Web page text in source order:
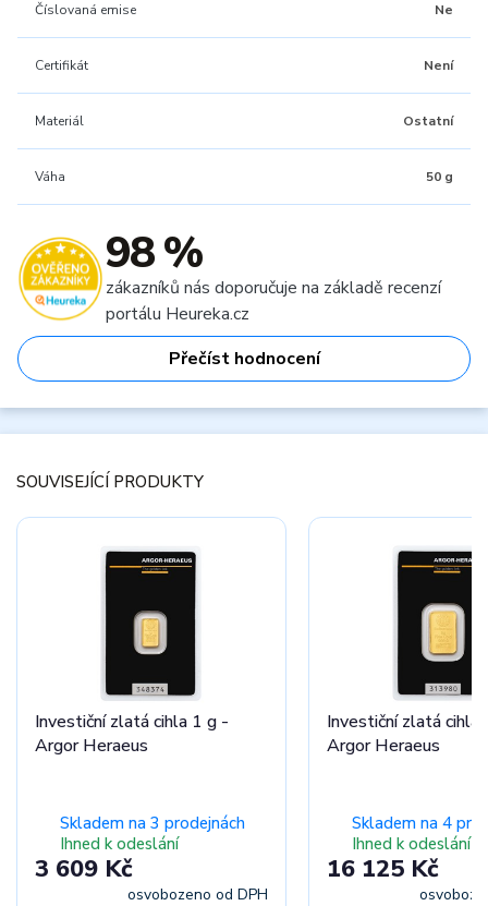
Číslovaná emise Ne
Certifikát Není
Materiál Ostatní
Váha 50 g
98 %
zákazníků nás doporučuje na základě recenzí
portálu Heureka.cz
Přečíst hodnocení
SOUVISEJÍCÍ PRODUKTY
Investiční zlatá cihla 1 g -
Argor Heraeus
Skladem na 3 prodejnách
Ihned k odeslání
3 609 Kč
osvobozeno od DPH
Investiční zlatá cihla
Argor Heraeus
Skladem na 4
Ihned k odeslání
16 125 Kč